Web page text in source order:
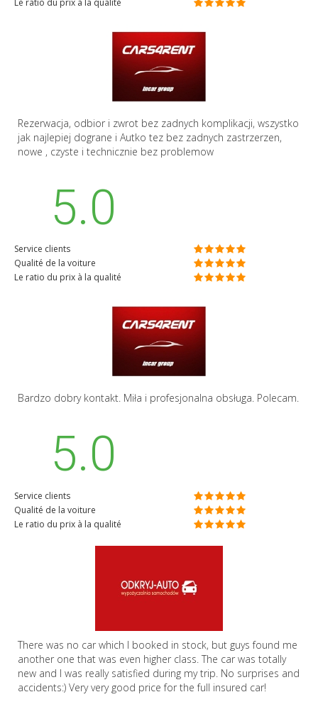
Le ratio du prix à la qualité
Rezerwacja, odbior i zwrot bez zadnych komplikacji, wszystko
jak najlepiej dograne i Autko tez bez zadnych zastrzerzen,
nowe , czyste i technicznie bez problemow
5.0
Service clients
Qualité de la voiture
Le ratio du prix à la qualité
Bardzo dobry kontakt. Miła i profesjonalna obsługa. Polecam.
5.0
Service clients
Qualité de la voiture
Le ratio du prix à la qualité
There was no car which I booked in stock, but guys found me
another one that was even higher class. The car was totally
new and I was really satisfied during my trip. No surprises and
accidents:) Very very good price for the full insured car!